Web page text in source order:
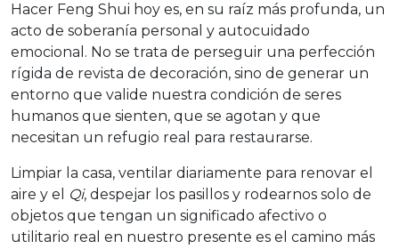
Hacer Feng Shui hoy es, en su raíz más profunda, un
acto de soberanía personal y autocuidado
emocional. No se trata de perseguir una perfección
rígida de revista de decoración, sino de generar un
entorno que valide nuestra condición de seres
humanos que sienten, que se agotan y que
necesitan un refugio real para restaurarse.
Limpiar la casa, ventilar diariamente para renovar el
aire y el
Qi, despejar los pasillos y rodearnos solo de
objetos que tengan un significado afectivo o
utilitario real en nuestro presente es el camino más